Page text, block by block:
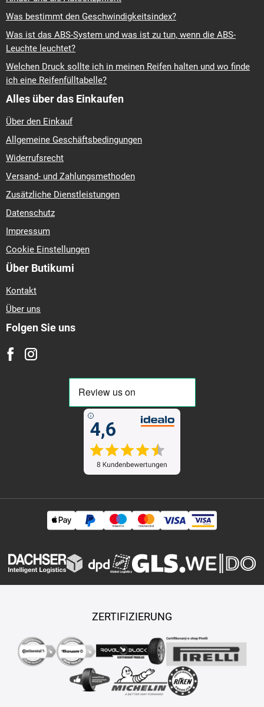
Was bestimmt den Geschwindigkeitsindex?
Was ist das ABS-System und was ist zu tun, wenn die ABS-
Leuchte leuchtet?
Welchen Druck sollte ich in meinen Reifen halten und wo finde
ich eine Reifenfülltabelle?
Alles über das Einkaufen
Über den Einkauf
Allgemeine Geschäftsbedingungen
Widerrufsrecht
Versand- und Zahlungsmethoden
Zusätzliche Dienstleistungen
Datenschutz
Impressum
Cookie Einstellungen
Über Butikumi
Kontakt
Über uns
Folgen Sie uns
ZERTIFIZIERUNG